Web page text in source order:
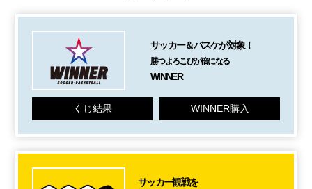
サッカー＆バスケが対象！
勝つよろこびが倍になる
WINNER
くじ結果 WINNER購入
サッカー観戦を